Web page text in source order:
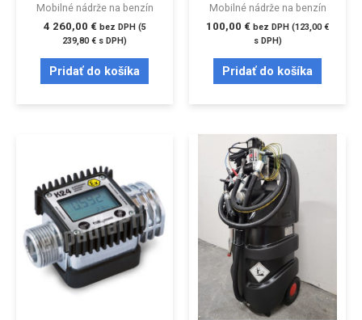
Mobilné nádrže na benzín
4 260,00 € bez DPH (5
239,80€ s DPH)
Pridať do košíka
Mobilné nádrže na benzín
100,00 € bez DPH (123,00€
s DPH)
Pridať do košíka